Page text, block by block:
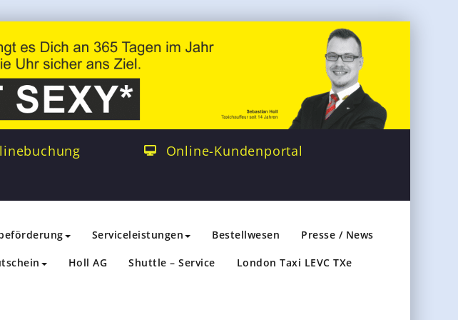
Online-Kundenportal
Serviceleistungen Bestellwesen Presse / News
Holl AG Shuttle – Service London Taxi LEVC TXe